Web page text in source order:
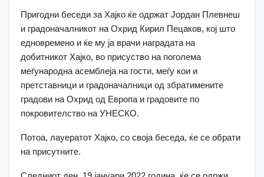
Пригодни беседи за Хајко ќе одржат Јордан Плевнеш
и градоначалникот на Охрид Кирил Пецаков, кој што
едновремено и ќе му ја врачи наградата на
добитникот Хајко, во присуство на поголема
меѓународна асемблеја на гости, меѓу кои и
претставници и градоначалници од збратимените
градови на Охрид од Европа и градовите по
покровителство на УНЕСКО.
Потоа, лауератот Хајко, со своја беседа, ќе се обрати
на присутните.